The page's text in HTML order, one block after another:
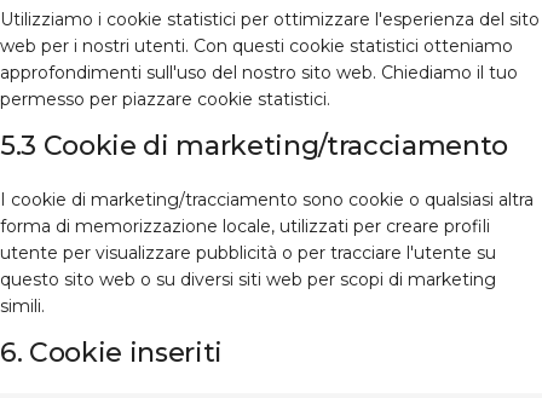
Utilizziamo i cookie statistici per ottimizzare l'esperienza del sito
web per i nostri utenti. Con questi cookie statistici otteniamo
approfondimenti sull'uso del nostro sito web. Chiediamo il tuo
permesso per piazzare cookie statistici.
5.3 Cookie di marketing/tracciamento
I cookie di marketing/tracciamento sono cookie o qualsiasi altra
forma di memorizzazione locale, utilizzati per creare profili
utente per visualizzare pubblicità o per tracciare l'utente su
questo sito web o su diversi siti web per scopi di marketing
simili.
6. Cookie inseriti